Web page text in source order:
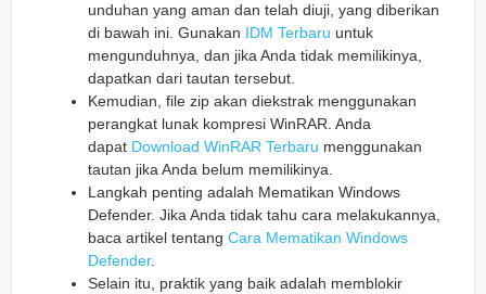
unduhan yang aman dan telah diuji, yang diberikan
di bawah ini. Gunakan IDM Terbaru untuk
mengunduhnya, dan jika Anda tidak memilikinya,
dapatkan dari tautan tersebut.
Kemudian, file zip akan diekstrak menggunakan
perangkat lunak kompresi WinRAR. Anda
dapat Download WinRAR Terbaru menggunakan
tautan jika Anda belum memilikinya.
Langkah penting adalah Mematikan Windows
Defender. Jika Anda tidak tahu cara melakukannya,
baca artikel tentang Cara Mematikan Windows
Defender.
Selain itu, praktik yang baik adalah memblokir